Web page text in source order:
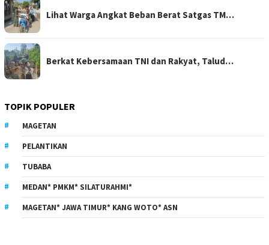
Lihat Warga Angkat Beban Berat Satgas TM…
Berkat Kebersamaan TNI dan Rakyat, Talud…
TOPIK POPULER
MAGETAN
PELANTIKAN
TUBABA
MEDAN* PMKM* SILATURAHMI*
MAGETAN* JAWA TIMUR* KANG WOTO* ASN